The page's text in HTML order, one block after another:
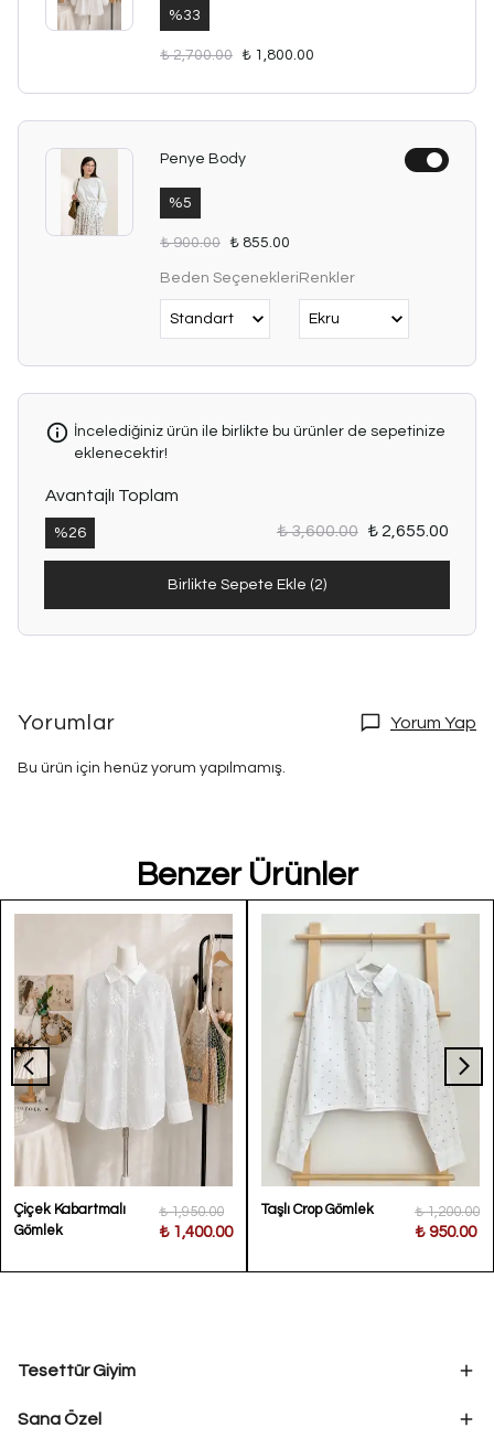
%33
₺ 2,700.00 ₺ 1,800.00
Penye Body
%5
₺ 900.00 ₺ 855.00
Beden SeçenekleriRenkler
İncelediğiniz ürün ile birlikte bu ürünler de sepetinize
eklenecektir!
Avantajlı Toplam
%26 ₺ 3,600.00 ₺ 2,655.00
Birlikte Sepete Ekle (2)
Yorumlar Yorum Yap
Bu ürün için henüz yorum yapılmamış.
Benzer Ürünler
Çiçek Kabartmalı
Gömlek
₺ 1,950.00
₺ 1,400.00
Taşlı Crop Gömlek ₺ 1,200.00
₺ 950.00
Tesettür Giyim
Sana Özel